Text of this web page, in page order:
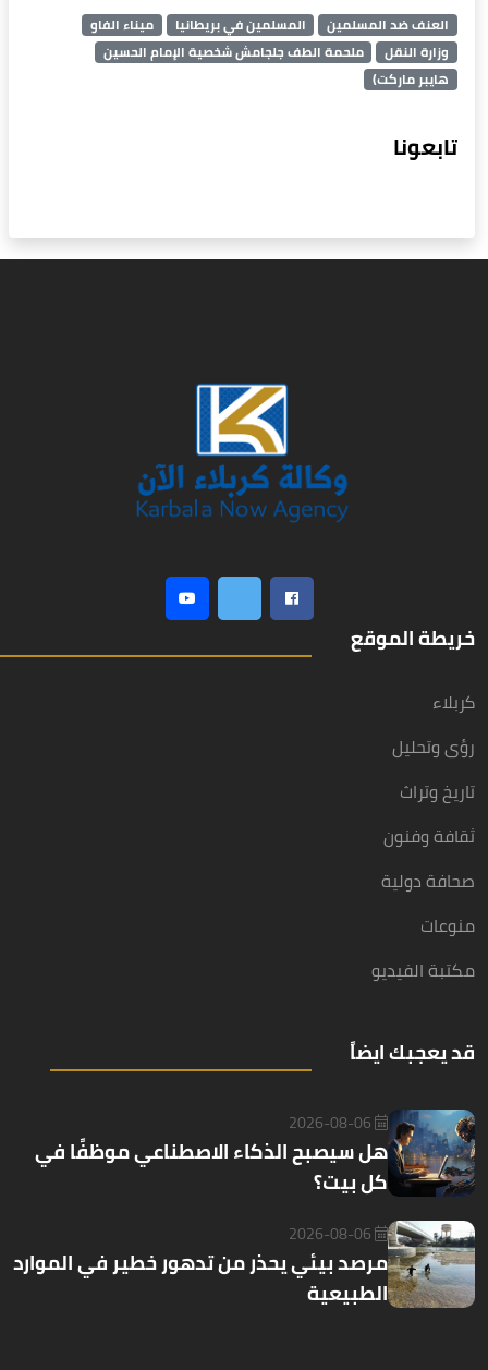
العنف ضد المسلمين المسلمين في بريطانيا
ميناء الفاو
وزارة النقل
ملحمة الطف جلجامش شخصية الإمام الحسين
هايبر ماركت)
تابعونا
خريطة الموقع
كربلاء
رؤى وتحليل
تاريخ وتراث
ثقافة وفنون
صحافة دولية
منوعات
مكتبة الفيديو
قد يعجبك ايضاً
2026-08-06
هل سيصبح الذكاء الاصطناعي موظفًا في
كل بيت؟
2026-08-06
مرصد بيئي يحذر من تدهور خطير في الموارد
الطبيعية